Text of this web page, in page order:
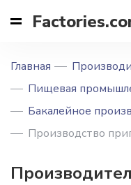
Главная
Пищевая
Бакалейное
Производство